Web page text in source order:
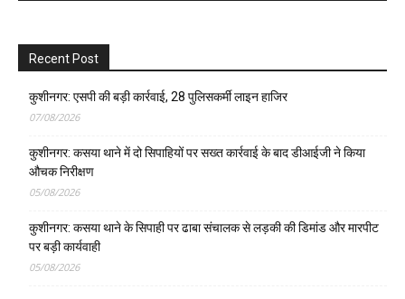
Recent Post
कुशीनगर: एसपी की बड़ी कार्रवाई, 28 पुलिसकर्मी लाइन हाजिर
07/08/2026
कुशीनगर: कसया थाने में दो सिपाहियों पर सख्त कार्रवाई के बाद डीआईजी ने किया
औचक निरीक्षण
05/08/2026
कुशीनगर: कसया थाने के सिपाही पर ढाबा संचालक से लड़की की डिमांड और मारपीट
पर बड़ी कार्यवाही
05/08/2026